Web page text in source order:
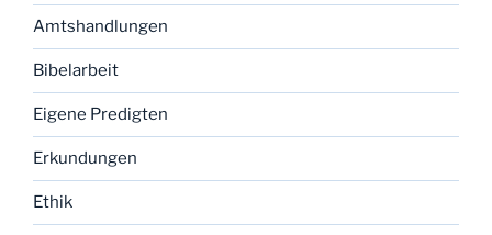
Amtshandlungen
Bibelarbeit
Eigene Predigten
Erkundungen
Ethik